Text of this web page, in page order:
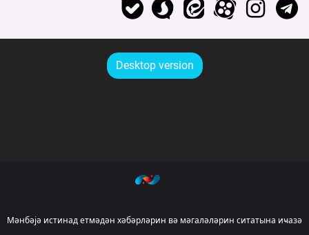
Desktop version
Мәнбәјә истинад етмәдән хәбәрләрин вә мәгаләләрин ситатына иҹазә